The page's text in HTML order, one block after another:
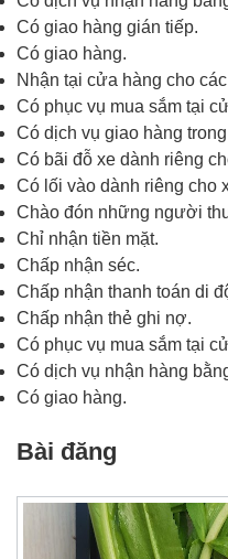
Có giao hàng gián tiếp.
Có giao hàng.
Nhận tại cửa hàng cho
Có phục vụ mua sắm tại
Có dịch vụ giao hàng
Có bãi đỗ xe dành riêng
Có lối vào dành riêng cho
Chào đón những người
Chỉ nhận tiền mặt.
Chấp nhận séc.
Chấp nhận thanh toán di
Chấp nhận thẻ ghi nợ.
Có phục vụ mua sắm tại
Có dịch vụ nhận hàng
Có giao hàng.
Bài đăng